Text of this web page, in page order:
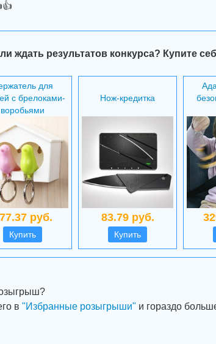
ждать результатов конкурса? Купите
для
с брелоками-
воробьями
руб.
Купить
Нож-кредитка
83.79 руб.
Купить
в "Избранные розыгрыши" и гораздо